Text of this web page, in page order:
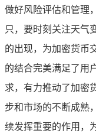
做好风险评估和管理
只，要时刻关注天气
的出现，为加密货币
的结合完美满足了用
求，有力推动了加密
步和市场的不断成熟
续发挥重要的作用，